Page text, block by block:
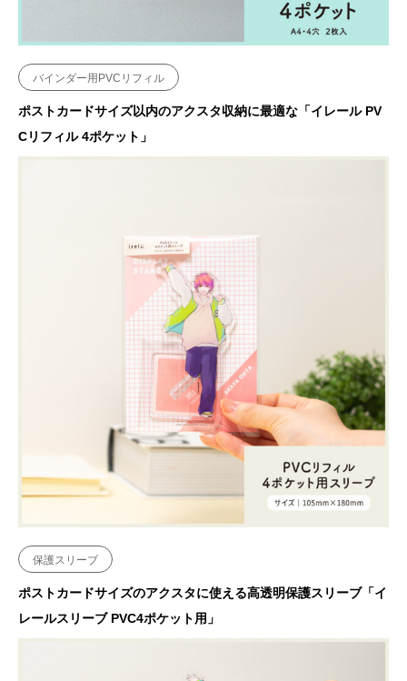
バインダー用PVCリフィル
ポストカードサイズ以内のアクスタ収納に最適な「イレール PV
Cリフィル 4ポケット」
保護スリーブ
ポストカードサイズのアクスタに使える高透明保護スリーブ「イ
レールスリーブ PVC4ポケット用」